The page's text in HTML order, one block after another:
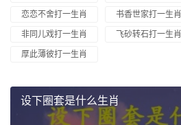
恋恋不舍打一生肖
书香世家打一生肖
非同儿戏打一生肖
飞砂转石打一生肖
厚此薄彼打一生肖
设下圈套是什么生肖